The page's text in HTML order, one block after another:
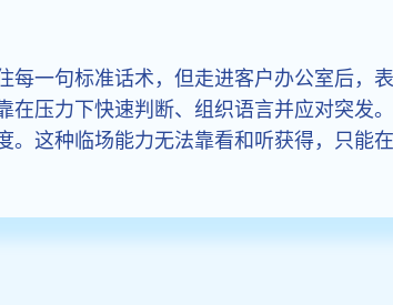
一句标准话术，但走进客户办公室后，
压力下快速判断、组织语言并应对突发
这种临场能力无法靠看和听获得，只能